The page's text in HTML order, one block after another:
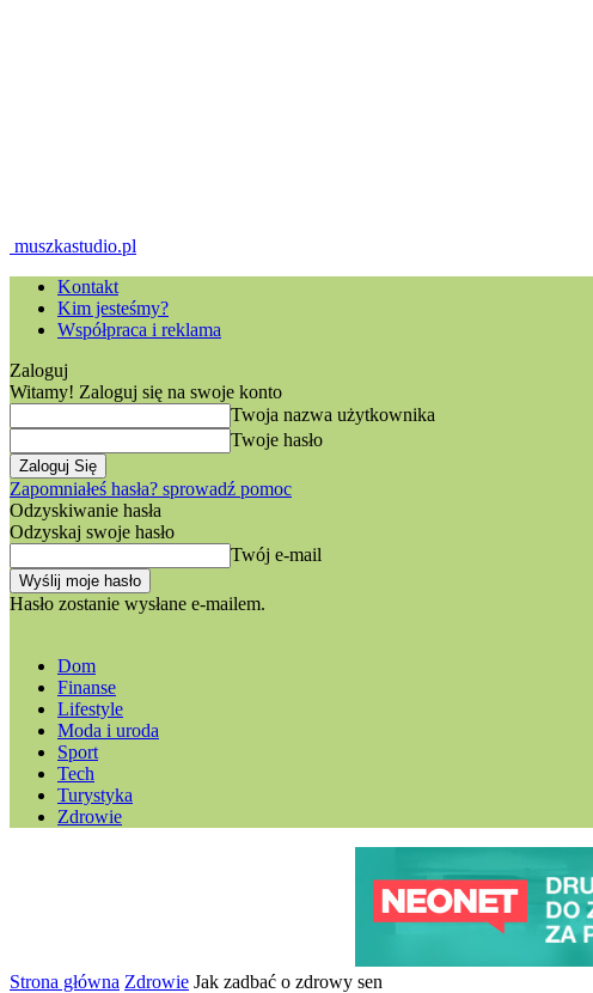
muszkastudio.pl
Kontakt
Kim jesteśmy?
Współpraca i reklama
Zaloguj
Witamy! Zaloguj się na swoje konto
Twoja nazwa użytkownika
Twoje hasło
Zapomniałeś hasła? sprowadź pomoc
Odzyskiwanie hasła
Odzyskaj swoje hasło
Twój e-mail
Hasło zostanie wysłane e-mailem.
Dom
Finanse
Lifestyle
Moda i uroda
Sport
Tech
Turystyka
Zdrowie
Strona główna Zdrowie Jak zadbać o zdrowy sen